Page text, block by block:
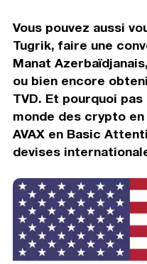
Vous pouvez aussi
Tugrik, faire une
Manat
ou bien encore
TVD. Et pourquoi
monde des crypto
AVAX en Basic
devises